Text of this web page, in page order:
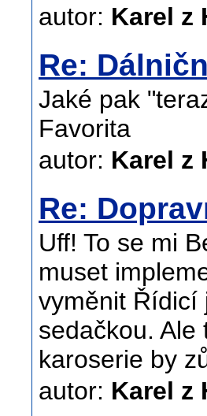
autor: Karel z
Re:
Jaké pak
Favorita
autor: Karel z
Re:
Uff! To se mi
muset
vyměnit Řídicí
sedačkou.
karoserie by
autor: Karel z